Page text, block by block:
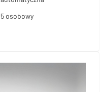
5 osobowy